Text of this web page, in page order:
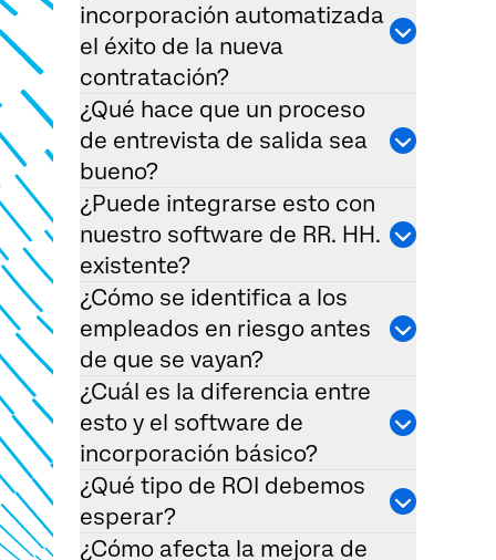
incorporación automatizada
el éxito de la nueva
contratación?
¿Qué hace que un proceso
de entrevista de salida sea
bueno?
¿Puede integrarse esto con
nuestro software de RR. HH.
existente?
¿Cómo se identifica a los
empleados en riesgo antes
de que se vayan?
¿Cuál es la diferencia entre
esto y el software de
incorporación básico?
¿Qué tipo de ROI debemos
esperar?
¿Cómo afecta la mejora de